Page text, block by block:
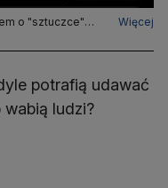
o "sztuczce"
Więcej
potrafią udawać
ludzi?